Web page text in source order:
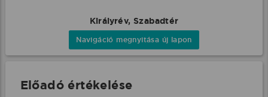
Királyrév, Szabadtér
Navigáció megnyitása új lapon
Előadó értékelése